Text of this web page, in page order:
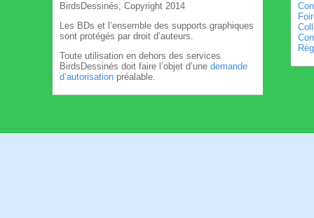
BirdsDessinés, Copyright 2014
Les BDs et l’ensemble des supports graphiques
sont protégés par droit d’auteurs.
Toute utilisation en dehors des services
BirdsDessinés doit faire l’objet d’une demande
d’autorisation préalable.